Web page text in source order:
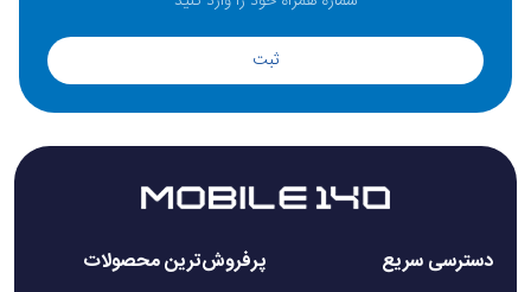
ثبت
دسترسی سریع پرفروش‌ترین محصولات